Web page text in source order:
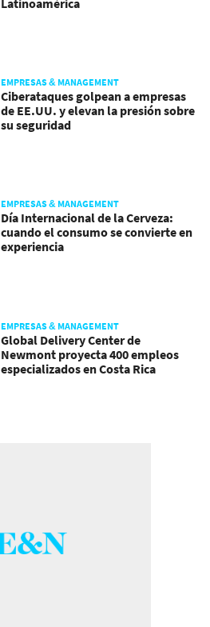
EMPRESAS & MANAGEMENT
Ciberataques golpean a empresas
de EE.UU. y elevan la presión sobre
su seguridad
EMPRESAS & MANAGEMENT
Día Internacional de la Cerveza:
cuando el consumo se convierte en
experiencia
EMPRESAS & MANAGEMENT
Global Delivery Center de
Newmont proyecta 400 empleos
especializados en Costa Rica